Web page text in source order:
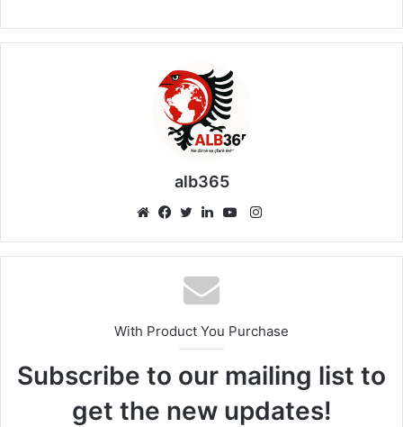
alb365
Instagram
With Product You Purchase
Subscribe to our mailing list to
get the new updates!